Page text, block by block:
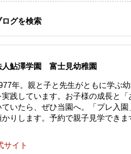
ログを検索
人鮎澤学園 富士見幼稚園
年。親と子と先生がともに学ぶ
実践しています。お子様の成長と
ていたら、ぜひ当園へ。「プレ入
かりします。予約で親子見学できま
サイト